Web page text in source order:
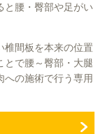
と腰・臀部や足がい
椎間板を本来の位置
とで腰～臀部・大腿
への施術で行う専用